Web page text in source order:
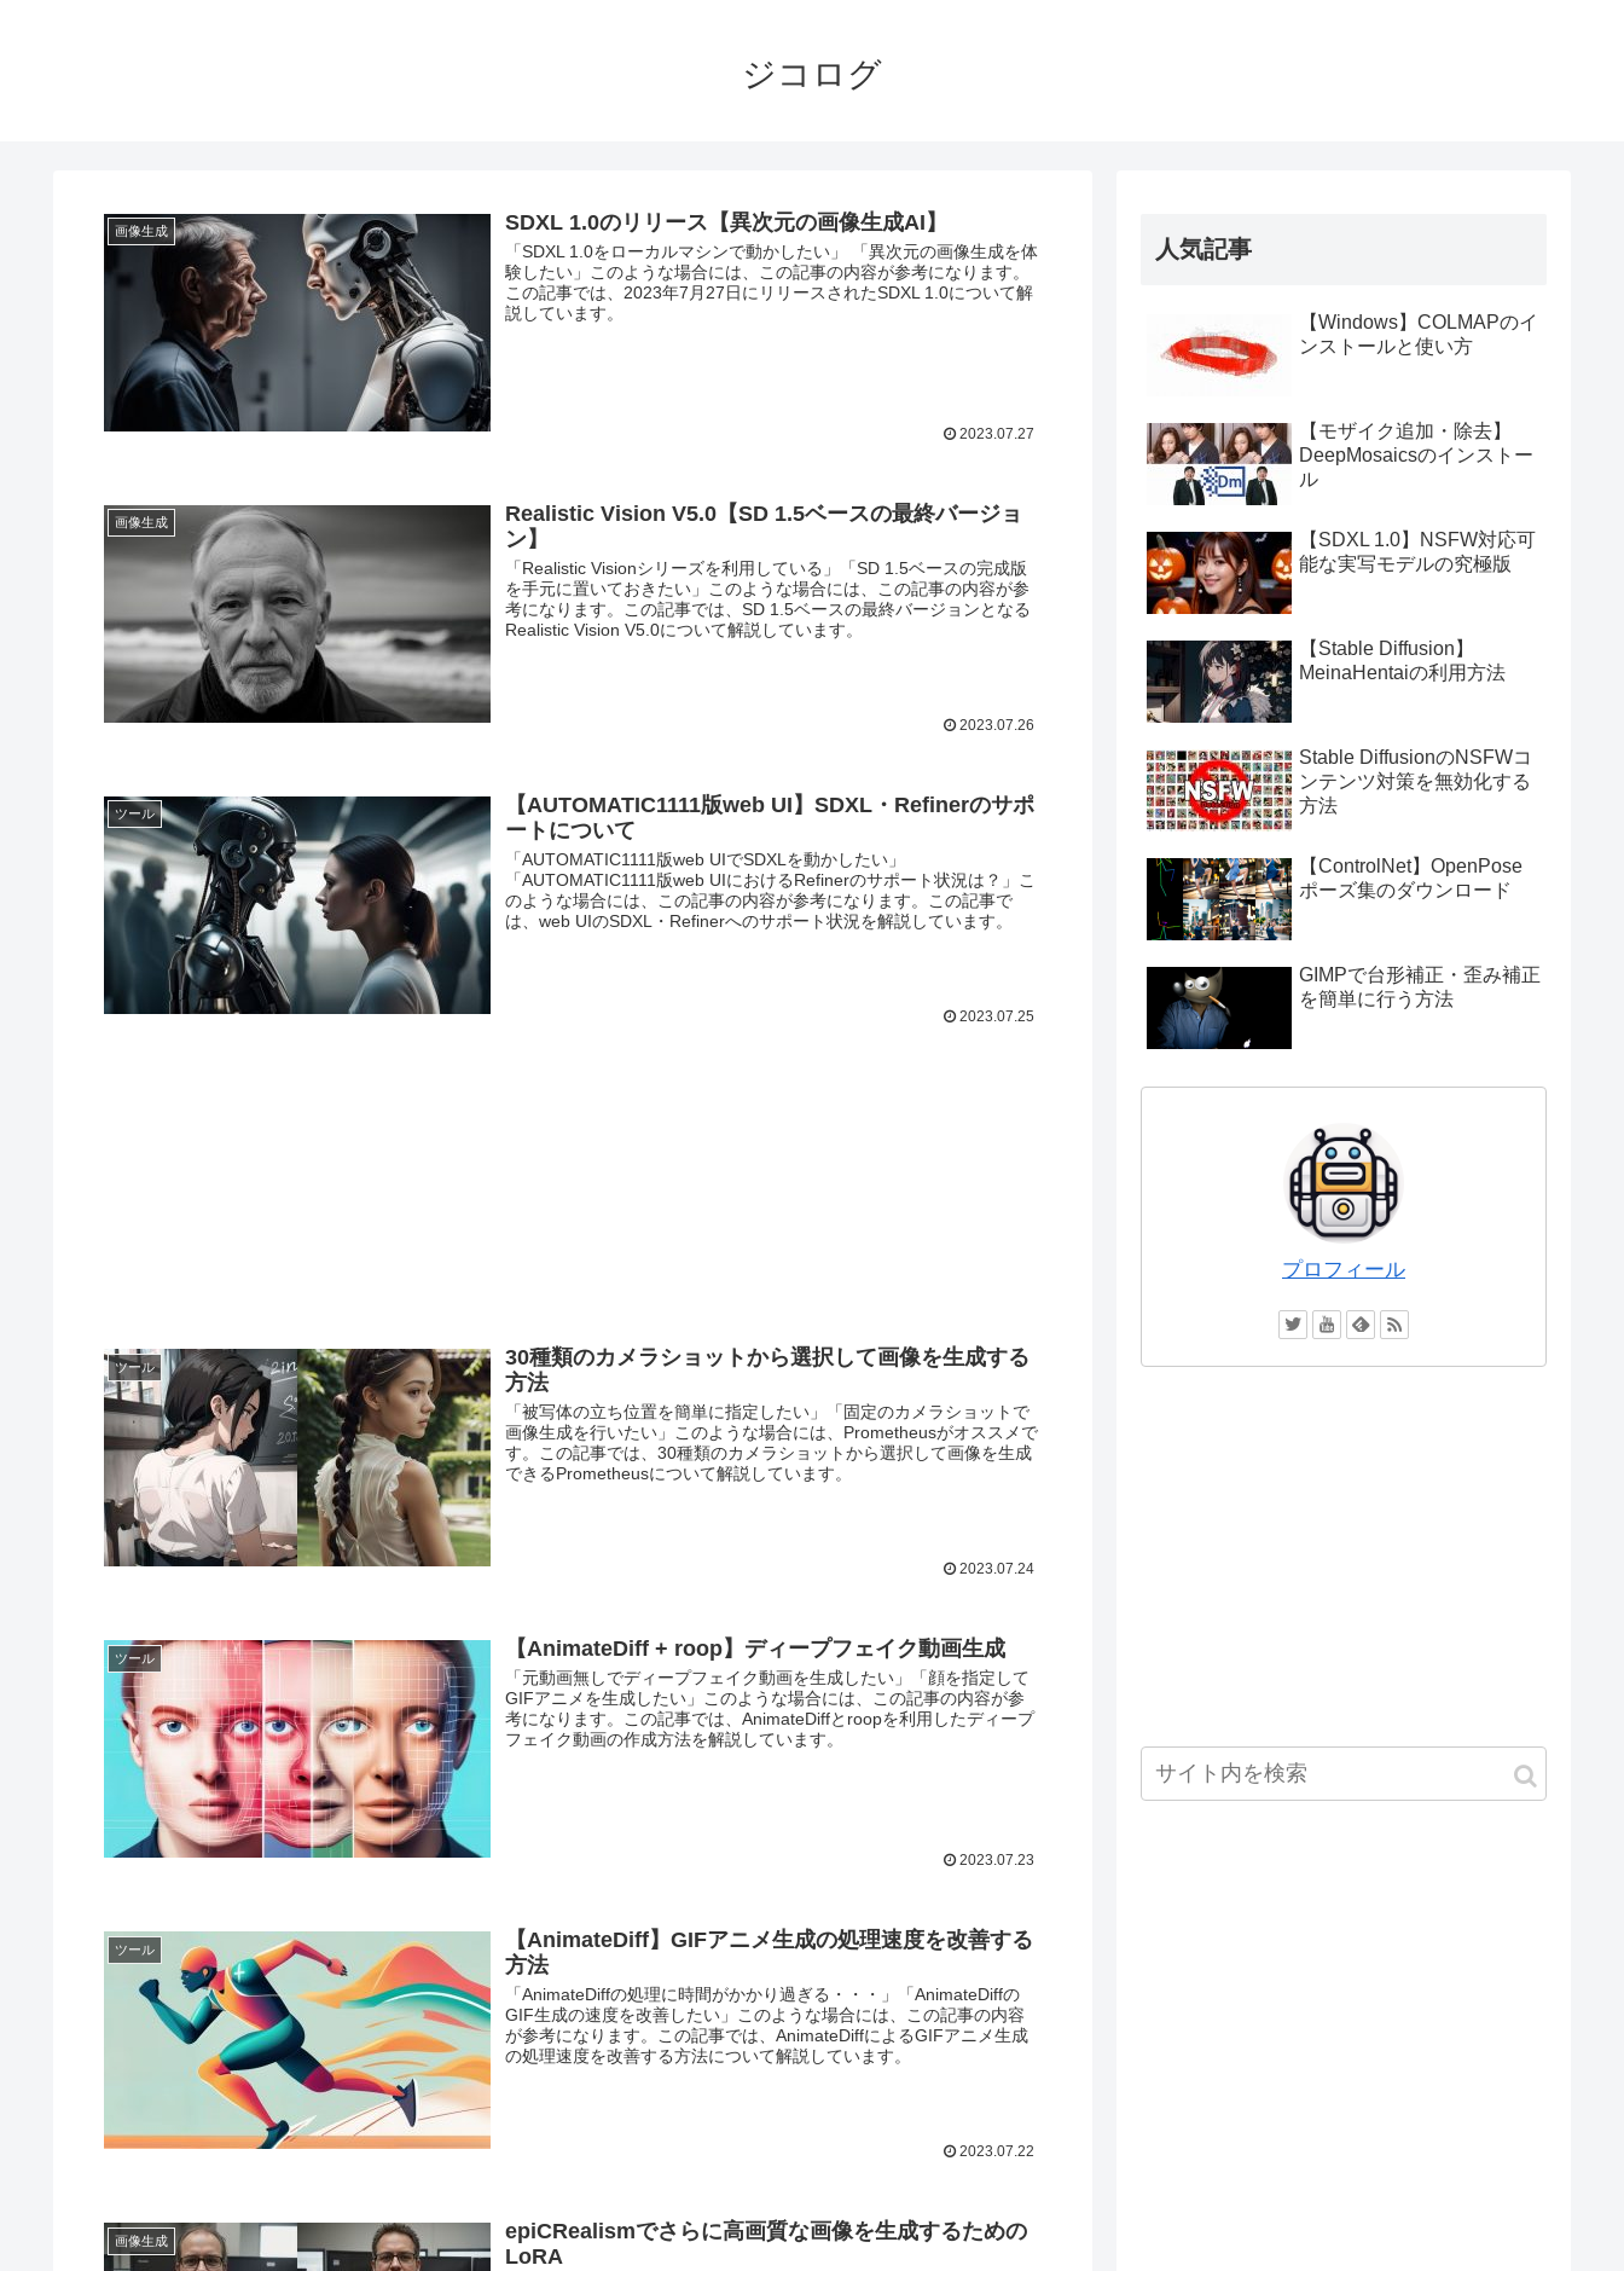
ジコログ
画像生成 SDXL 1.0のリリース【異次元の画像生成AI】
「SDXL 1.0をローカルマシンで動かしたい」 「異次元の画像生成を体
験したい」このような場合には、この記事の内容が参考になります。
この記事では、2023年7月27日にリリースされたSDXL 1.0について解
説しています。
2023.07.27
画像生成
Realistic Vision V5.0【SD 1.5ベースの最終バージョ
ン】
「Realistic Visionシリーズを利用している」「SD 1.5ベースの完成版
を手元に置いておきたい」このような場合には、この記事の内容が参
考になります。この記事では、SD 1.5ベースの最終バージョンとなる
Realistic Vision V5.0について解説しています。
2023.07.26
ツール
【AUTOMATIC1111版web UI】SDXL・Refinerのサポ
ートについて
「AUTOMATIC1111版web UIでSDXLを動かしたい」
「AUTOMATIC1111版web UIにおけるRefinerのサポート状況は？」こ
のような場合には、この記事の内容が参考になります。この記事で
は、web UIのSDXL・Refinerへのサポート状況を解説しています。
2023.07.25
ツール
30種類のカメラショットから選択して画像を生成する
方法
「被写体の立ち位置を簡単に指定したい」「固定のカメラショットで
画像生成を行いたい」このような場合には、Prometheusがオススメで
す。この記事では、30種類のカメラショットから選択して画像を生成
できるPrometheusについて解説しています。
2023.07.24
ツール 【AnimateDiff + roop】ディープフェイク動画生成
「元動画無しでディープフェイク動画を生成したい」「顔を指定して
GIFアニメを生成したい」このような場合には、この記事の内容が参
考になります。この記事では、AnimateDiffとroopを利用したディープ
フェイク動画の作成方法を解説しています。
2023.07.23
ツール
【AnimateDiff】GIFアニメ生成の処理速度を改善する
方法
「AnimateDiffの処理に時間がかかり過ぎる・・・」「AnimateDiffの
GIF生成の速度を改善したい」このような場合には、この記事の内容
が参考になります。この記事では、AnimateDiffによるGIFアニメ生成
の処理速度を改善する方法について解説しています。
2023.07.22
画像生成
epiCRealismでさらに高画質な画像を生成するための
LoRA
人気記事
【Windows】COLMAPのイ
ンストールと使い方
【モザイク追加・除去】
DeepMosaicsのインストー
ル
【SDXL 1.0】NSFW対応可
能な実写モデルの究極版
【Stable Diffusion】
MeinaHentaiの利用方法
Stable DiffusionのNSFWコ
ンテンツ対策を無効化する
方法
【ControlNet】OpenPose
ポーズ集のダウンロード
GIMPで台形補正・歪み補正
を簡単に行う方法
プロフィール